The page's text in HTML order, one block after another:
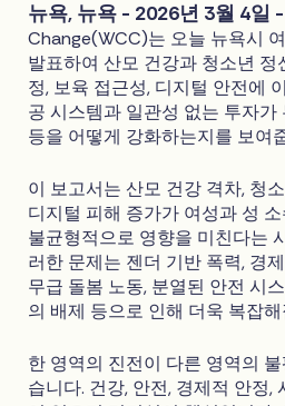
뉴욕, 뉴욕 - 2026년 3월 4일
Change(WCC)는 오늘 뉴욕시
발표하여 산모 건강과 청소년
정, 보육 접근성, 디지털 안전에
공 시스템과 일관성 없는 투자가
등을 어떻게 강화하는지를 보여
이 보고서는 산모 건강 격차, 청
디지털 피해 증가가 여성과 성
불균형적으로 영향을 미친다는
러한 문제는 젠더 기반 폭력, 경
무급 돌봄 노동, 분열된 안전 시
의 배제 등으로 인해 더욱 복잡
한 영역의 진전이 다른 영역의
습니다. 건강, 안전, 경제적 안정,